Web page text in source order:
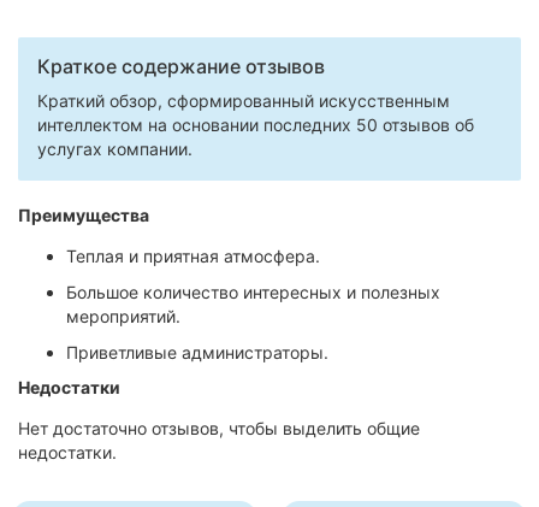
Сумы
Франковск
Луцк
Ужгород
Карпаты
Краткое содержание отзывов
Краткий обзор, сформированный искусственным
интеллектом на основании последних 50 отзывов об
услугах компании.
Преимущества
Теплая и приятная атмосфера.
Большое количество интересных и полезных
мероприятий.
Приветливые администраторы.
Недостатки
Нет достаточно отзывов, чтобы выделить общие
недостатки.